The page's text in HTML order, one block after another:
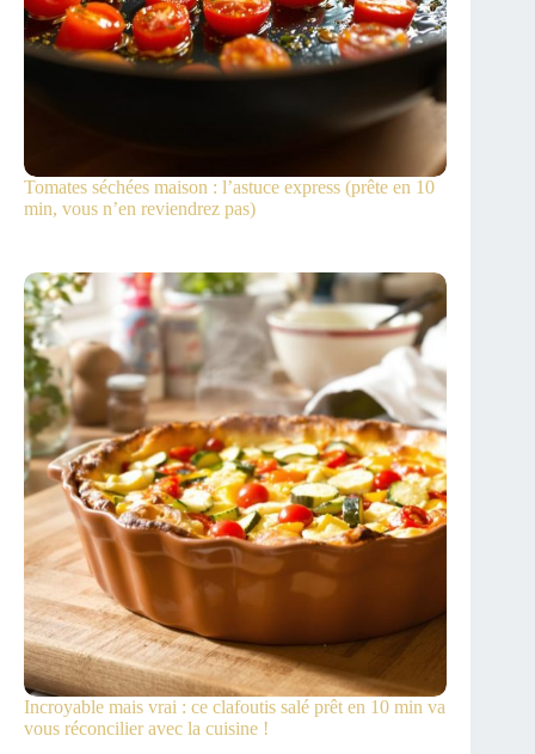
Tomates séchées maison : l’astuce express (prête en 10
min, vous n’en reviendrez pas)
Incroyable mais vrai : ce clafoutis salé prêt en 10 min va
vous réconcilier avec la cuisine !